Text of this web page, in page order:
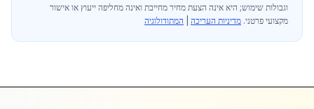
וגבולות שימוש; היא אינה הצעת מחיר מחייבת ואינה מחליפה ייעוץ או אישור
מקצועי פרטני. מדיניות העריכה המתודולוגיה